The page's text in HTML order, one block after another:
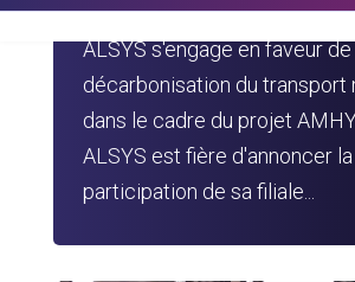
ALSYS s'engage en faveur de
décarbonisation du transport
dans le cadre du projet
ALSYS est fière d'annoncer la
participation de sa filiale...